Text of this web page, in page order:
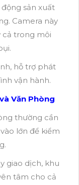
sản xuất
Camera này
cả trong môi
hỗ trợ phát
vận hành.
Văn Phòng
thường cần
lớn để kiểm
giao dịch, khu
tâm cho cả